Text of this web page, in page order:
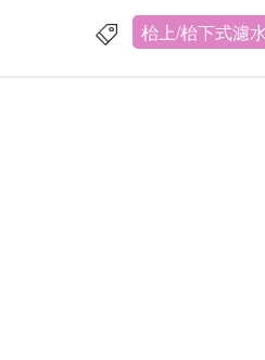
枱上/枱下式濾